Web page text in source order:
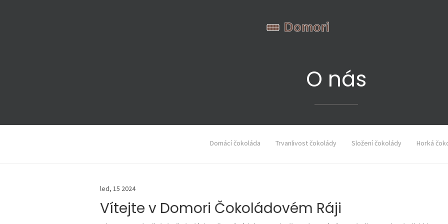
O nás
Domácí čokoláda Trvanlivost čokolády Složení čokolády Horká
led, 15 2024
Vítejte v Domori Čokoládovém Ráji